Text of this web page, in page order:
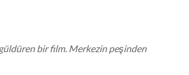
bir film. Merkezin peşinden